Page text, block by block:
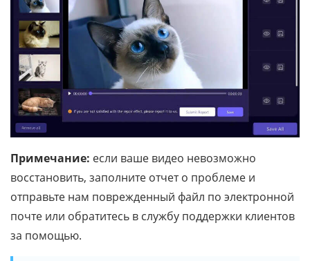
Примечание: если ваше видео невозможно
восстановить, заполните отчет о проблеме и
отправьте нам поврежденный файл по электронной
почте или обратитесь в службу поддержки клиентов
за помощью.